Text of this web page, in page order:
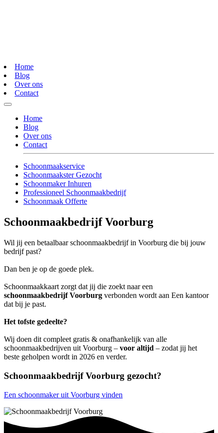
Home
Blog
Over ons
Contact
Home
Blog
Over ons
Contact
Schoonmaakservice
Schoonmaakster Gezocht
Schoonmaker Inhuren
Professioneel Schoonmaakbedrijf
Schoonmaak Offerte
Schoonmaakbedrijf Voorburg
Wil jij een betaalbaar schoonmaakbedrijf in Voorburg die bij jouw
bedrijf past?
Dan ben je op de goede plek.
Schoonmaakkaart zorgt dat jij die zoekt naar een
schoonmaakbedrijf Voorburg verbonden wordt aan Een kantoor
dat bij je past.
Het tofste gedeelte?
Wij doen dit compleet gratis & onafhankelijk van alle
schoonmaakbedrijven uit Voorburg – voor altijd – zodat jij het
beste geholpen wordt in 2026 en verder.
Schoonmaakbedrijf Voorburg gezocht?
Een schoonmaker uit Voorburg vinden